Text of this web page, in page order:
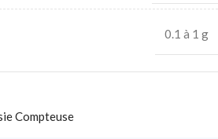
0.1 à 1 g
Compteuse